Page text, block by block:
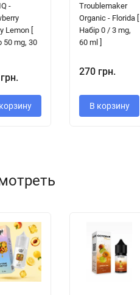
-
Lemon [
50 mg, 30
Troublemaker
Organic - Florida [
Набір 0 / 3 mg,
60 ml ]
270 грн.
В корзину